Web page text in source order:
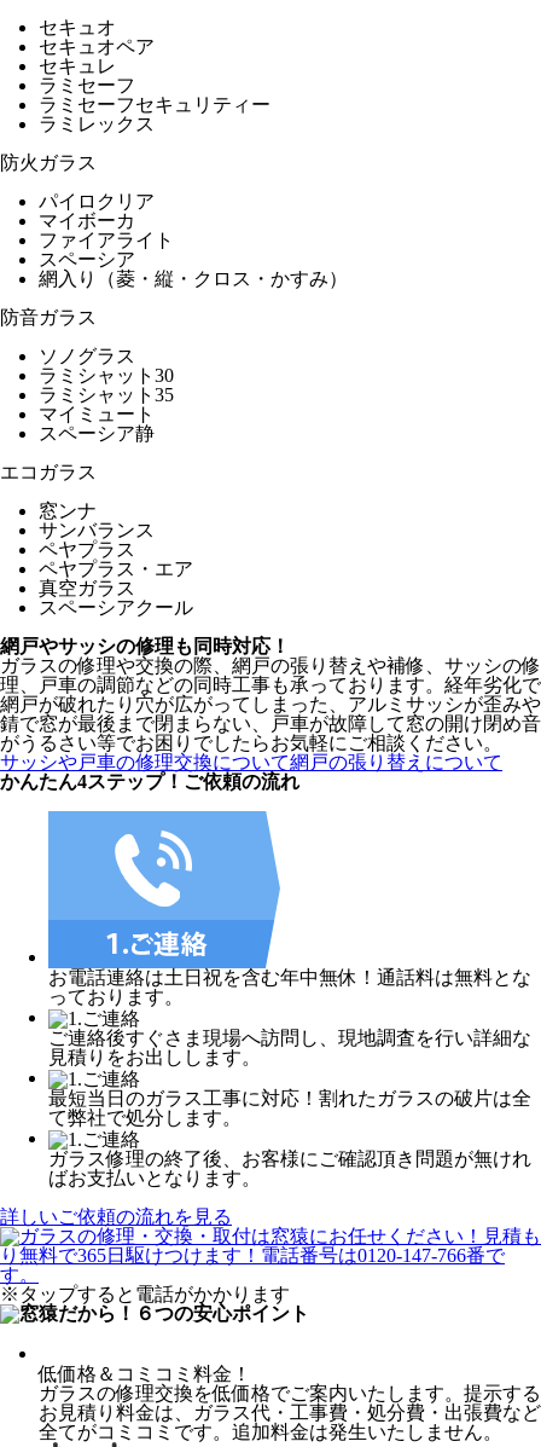
セキュオ
セキュオペア
セキュレ
ラミセーフ
ラミセーフセキュリティー
ラミレックス
防火ガラス
パイロクリア
マイボーカ
ファイアライト
スペーシア
網入り（菱・縦・クロス・かすみ）
防音ガラス
ソノグラス
ラミシャット30
ラミシャット35
マイミュート
スペーシア静
エコガラス
窓ンナ
サンバランス
ペヤプラス
ペヤプラス・エア
真空ガラス
スペーシアクール
網戸やサッシの修理も同時対応！
ガラスの修理や交換の際、網戸の張り替えや補修、サッシの修
理、戸車の調節などの同時工事も承っております。経年劣化で
網戸が破れたり穴が広がってしまった、アルミサッシが歪みや
錆で窓が最後まで閉まらない、戸車が故障して窓の開け閉め音
がうるさい等でお困りでしたらお気軽にご相談ください。
サッシや戸車の修理交換について網戸の張り替えについて
かんたん4ステップ！ ご依頼の流れ
お電話連絡は土日祝を含む年中無休！通話料は無料とな
っております。
ご連絡後すぐさま現場へ訪問し、現地調査を行い詳細な
見積りをお出しします。
最短当日のガラス工事に対応！割れたガラスの破片は全
て弊社で処分します。
ガラス修理の終了後、お客様にご確認頂き問題が無けれ
ばお支払いとなります。
詳しいご依頼の流れを見る
※タップすると電話がかかります
低価格＆コミコミ料金！
ガラスの修理交換を低価格でご案内いたします。提示する
お見積り料金は、ガラス代・工事費・処分費・出張費など
全てがコミコミです。追加料金は発生いたしません。